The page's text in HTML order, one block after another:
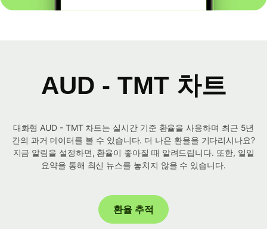
AUD - TMT 차트
대화형 AUD - TMT 차트는 실시간 기준 환율을 사용하며 최근 5년
간의 과거 데이터를 볼 수 있습니다. 더 나은 환율을 기다리시나요?
지금 알림을 설정하면, 환율이 좋아질 때 알려드립니다. 또한, 일일
요약을 통해 최신 뉴스를 놓치지 않을 수 있습니다.
환율 추적